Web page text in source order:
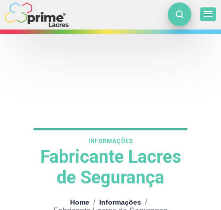
INFORMAÇÕES
Fabricante Lacres
de Segurança
Home / Informações /